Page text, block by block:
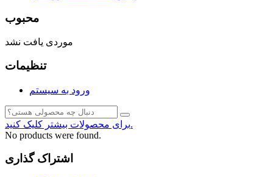
محبوب
موردی یافت نشد
تنظیمات
ورود به سیستم
برای محصولات بیشتر کلیک کنید.
No products were found.
اشتراک گذاری